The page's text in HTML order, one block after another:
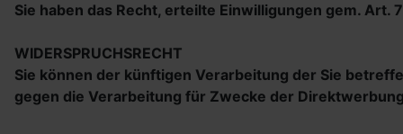
Sie haben das Recht, erteilte Einwilligungen gem.
WIDERSPRUCHSRECHT
Sie können der künftigen Verarbeitung der Sie
gegen die Verarbeitung für Zwecke der